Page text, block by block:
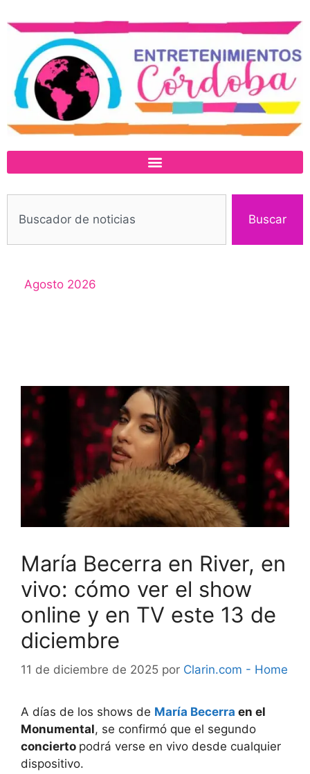
Buscar
Agosto 2026
María Becerra en River, en
vivo: cómo ver el show
online y en TV este 13 de
diciembre
11 de diciembre de 2025 por Clarin.com - Home
A días de los shows de María Becerra en el
Monumental, se confirmó que el segundo
concierto podrá verse en vivo desde cualquier
dispositivo.